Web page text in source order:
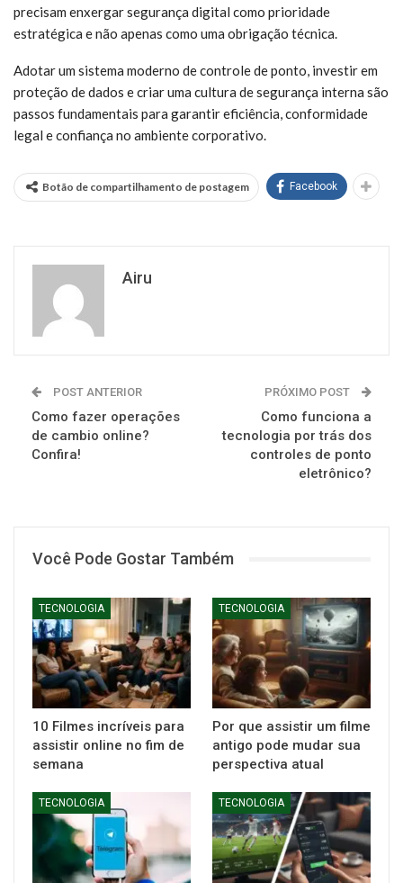
precisam enxergar segurança digital como prioridade
estratégica e não apenas como uma obrigação técnica.
Adotar um sistema moderno de controle de ponto, investir em
proteção de dados e criar uma cultura de segurança interna são
passos fundamentais para garantir eficiência, conformidade
legal e confiança no ambiente corporativo.
Botão de compartilhamento de postagem Facebook
Airu
POST ANTERIOR
Como fazer operações
de cambio online?
Confira!
PRÓXIMO POST
Como funciona a
tecnologia por trás dos
controles de ponto
eletrônico?
Você Pode Gostar Também
TECNOLOGIA
10 Filmes incríveis para
assistir online no fim de
semana
TECNOLOGIA
Por que assistir um filme
antigo pode mudar sua
perspectiva atual
TECNOLOGIA TECNOLOGIA